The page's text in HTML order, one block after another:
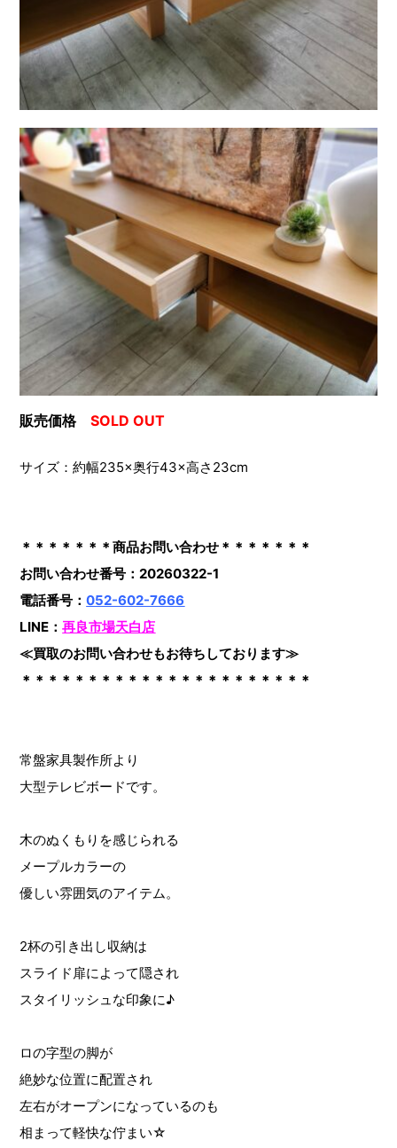
販売価格SOLD OUT
サイズ：約幅235×奥行43×高さ23cm
＊＊＊＊＊＊＊商品お問い合わせ＊＊＊＊＊＊＊
お問い合わせ番号：20260322-1
電話番号：052-602-7666
LINE：再良市場天白店
≪買取のお問い合わせもお待ちしております≫
＊＊＊＊＊＊＊＊＊＊＊＊＊＊＊＊＊＊＊＊＊＊
常盤家具製作所より
大型テレビボードです。
木のぬくもりを感じられる
メープルカラーの
優しい雰囲気のアイテム。
2杯の引き出し収納は
スライド扉によって隠され
スタイリッシュな印象に♪
ロの字型の脚が
絶妙な位置に配置され
左右がオープンになっているのも
相まって軽快な佇まい☆